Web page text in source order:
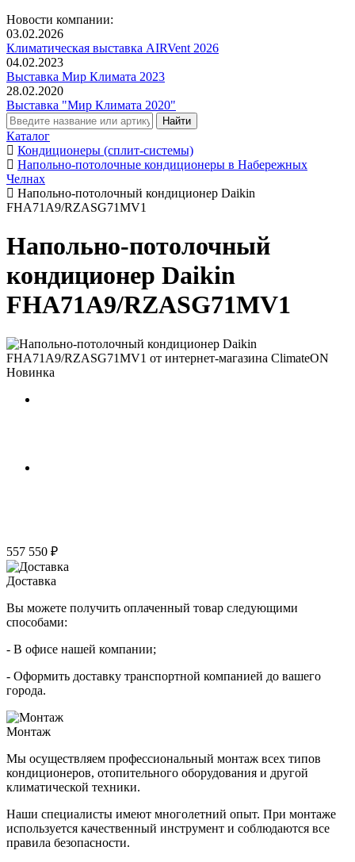
Новости компании:
03.02.2026
Климатическая выставка AIRVent 2026
04.02.2023
Выставка Мир Климата 2023
28.02.2020
Выставка "Мир Климата 2020"
Каталог
Кондиционеры (сплит-системы)
Напольно-потолочные кондиционеры в Набережных
Челнах
Напольно-потолочный кондиционер Daikin
FHA71A9/RZASG71MV1
Напольно-потолочный
кондиционер Daikin
FHA71A9/RZASG71MV1
Новинка
557 550 ₽
Доставка
Вы можете получить оплаченный товар следующими
способами:
- В офисе нашей компании;
- Оформить доставку транспортной компанией до вашего
города.
Монтаж
Мы осуществляем профессиональный монтаж всех типов
кондиционеров, отопительного оборудования и другой
климатической техники.
Наши специалисты имеют многолетний опыт. При монтаже
используется качественный инструмент и соблюдаются все
правила безопасности.